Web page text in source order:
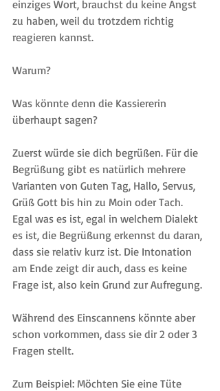
einziges Wort, brauchst du keine Angst
zu haben, weil du trotzdem richtig
reagieren kannst.
Warum?
Was könnte denn die Kassiererin
überhaupt sagen?
Zuerst würde sie dich begrüßen. Für die
Begrüßung gibt es natürlich mehrere
Varianten von Guten Tag, Hallo, Servus,
Grüß Gott bis hin zu Moin oder Tach.
Egal was es ist, egal in welchem Dialekt
es ist, die Begrüßung erkennst du daran,
dass sie relativ kurz ist. Die Intonation
am Ende zeigt dir auch, dass es keine
Frage ist, also kein Grund zur Aufregung.
Während des Einscannens könnte aber
schon vorkommen, dass sie dir 2 oder 3
Fragen stellt.
Zum Beispiel: Möchten Sie eine Tüte